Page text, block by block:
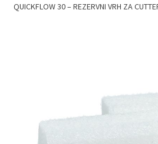
QUICKFLOW 30 – REZERVNI VRH ZA